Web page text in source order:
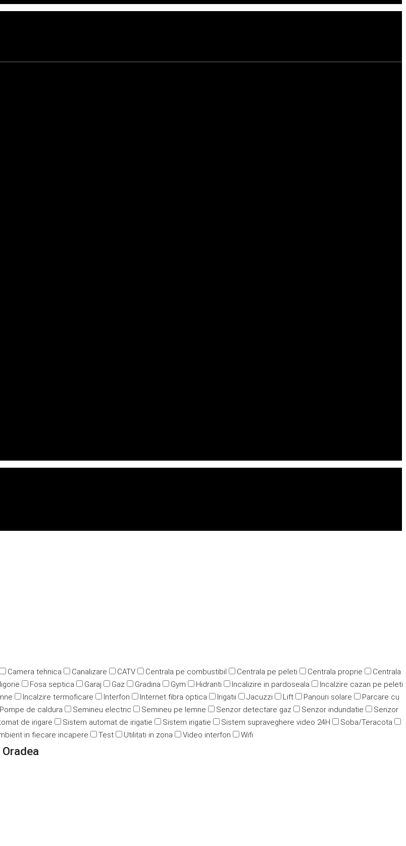
Camera tehnica Canalizare CATV Centrala pe combustibil Centrala pe peleti Centrala proprie
Centrala
Fosa septica Garaj Gaz Gradina Gym Hidranti Incalizire in pardoseala
Incalzire cazan pe peleti
Incalzire termoficare Interfon Internet fibra optica Irigatii Jacuzzi Lift Panouri solare
Parcare cu
Pompe de caldura Semineu electric Semineu pe lemne Senzor detectare gaz Senzor indundatie
Senzor
de irigare Sistem automat de irigatie Sistem irigatie Sistem supraveghere video 24H
Soba/Teracota
in fiecare incapere Test Utilitati in zona Video interfon Wifi